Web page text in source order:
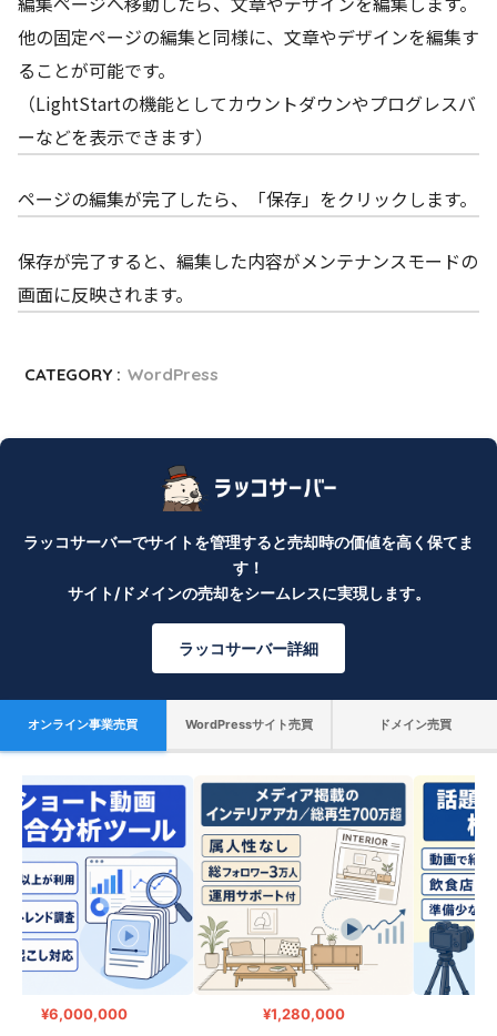
他の固定ページの編集と同様に、文章やデザインを編集す
ることが可能です。
（LightStartの機能としてカウントダウンやプログレスバ
ーなどを表示できます）
ページの編集が完了したら、「保存」をクリックします。
保存が完了すると、編集した内容がメンテナンスモードの
画面に反映されます。
CATEGORY : WordPress
ラッコサーバーでサイトを管理すると売却時の価値を高く保てま
す！
サイト/ドメインの売却をシームレスに実現します。
ラッコサーバー詳細
オンライン事業売買 WordPressサイト売買 ドメイン売買
¥6,000,000 ¥1,280,000